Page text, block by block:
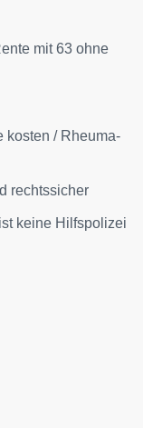
mit 63 ohne
kosten / Rheuma-
rechtssicher
keine Hilfspolizei